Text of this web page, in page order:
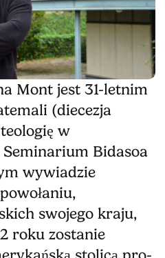
Mont jest 31-letnim
(diecezja
w
Bidasoa
wywiadzie
swojego kraju,
roku zostanie